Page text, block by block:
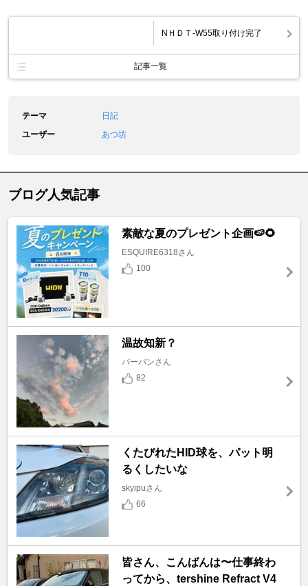
NＨＤＴ-W55取り付け完了
記事一覧
テーマ
日記
ユーザー
あつ坊
ブログ人気記事
素敵な夏のプレゼント企画🍉🌻
ESQUIRE6318さん
100
温故知新？
バーバンさん
82
くたびれたHID球を、パット明
るくしたいな
skyipuさん
66
皆さん、こんばんは〜仕事終わ
ってから、tershine Refract V4